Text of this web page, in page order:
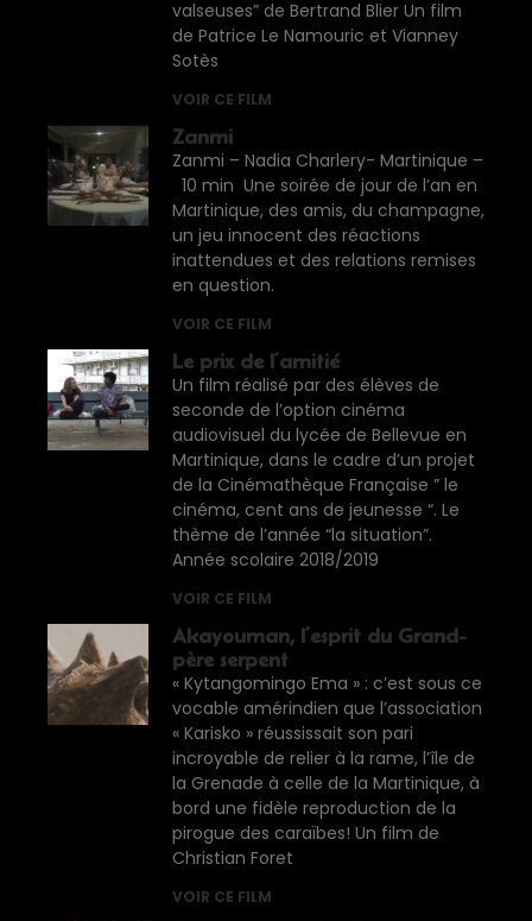
valseuses” de Bertrand Blier Un film
de Patrice Le Namouric et Vianney
Sotès
VOIR CE FILM
Zanmi
Zanmi – Nadia Charlery- Martinique –
10 min Une soirée de jour de l’an en
Martinique, des amis, du champagne,
un jeu innocent des réactions
inattendues et des relations remises
en question.
VOIR CE FILM
Le prix de l’amitié
Un film réalisé par des élèves de
seconde de l’option cinéma
audiovisuel du lycée de Bellevue en
Martinique, dans le cadre d’un projet
de la Cinémathèque Française ” le
cinéma, cent ans de jeunesse “. Le
thème de l’année “la situation”.
Année scolaire 2018/2019
VOIR CE FILM
Akayouman, l’esprit du Grand-
père serpent
« Kytangomingo Ema » : c’est sous ce
vocable amérindien que l’association
« Karisko » réussissait son pari
incroyable de relier à la rame, l’île de
la Grenade à celle de la Martinique, à
bord une fidèle reproduction de la
pirogue des caraïbes! Un film de
Christian Foret
VOIR CE FILM